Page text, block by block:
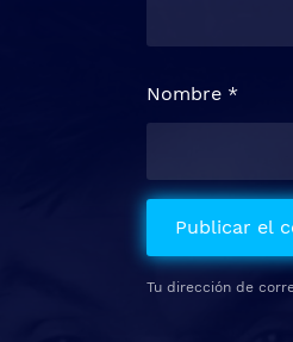
Tu dirección de
Nombre *